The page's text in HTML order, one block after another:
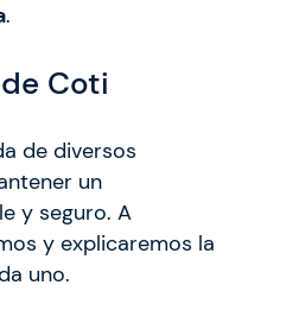
.
Coti
de diversos
un
y seguro. A
y explicaremos la
uno.